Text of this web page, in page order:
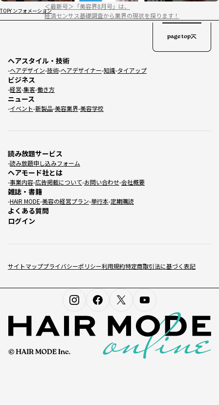
TOPインフォメーション
＜最新号＞「美容界8月号」は、
経済センサス基礎調査から業界の現状を探ります！
サイトマッププライバシーポリシー利用規約特定商取引法に基づく表記
ヘアスタイル・技術
ヘアデザイン 技術 ヘアデザイナー 知識 タイアップ
ビジネス
経営 集客 働き方
ニュース
イベント 新製品 美容業界 美容学校
読み放題サービス
読み放題申し込みフォーム
ヘアモード社とは
事業内容 広告掲載について お問い合わせ 会社概要
雑誌・書籍
HAIR MODE 美容の経営プラン 単行本 定期購読
よくある質問
ログイン
page top